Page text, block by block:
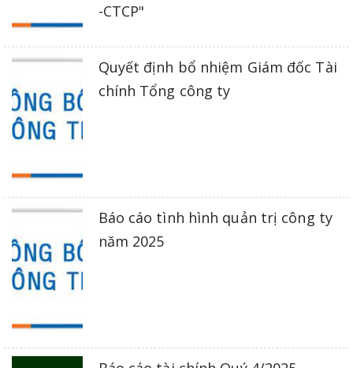
-CTCP"
Quyết định bổ nhiệm Giám đốc Tài
chính Tổng công ty
Báo cáo tình hình quản trị công ty
năm 2025